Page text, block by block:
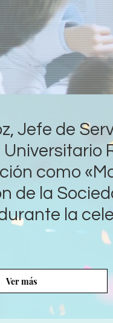
Ver más
Jefe de
como
de la
la